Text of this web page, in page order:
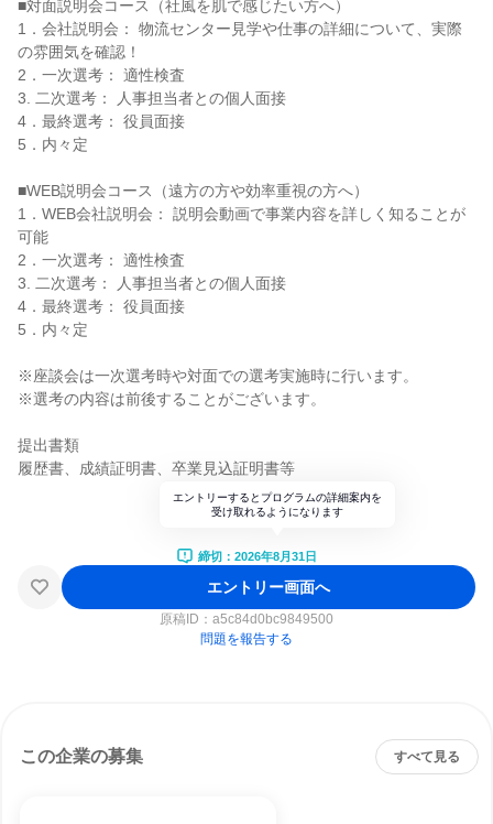
■対面説明会コース（社風を肌で感じたい方へ）
1．会社説明会： 物流センター見学や仕事の詳細について、実際
の雰囲気を確認！
2．一次選考： 適性検査
3. 二次選考： 人事担当者との個人面接
4．最終選考： 役員面接
5．内々定
■WEB説明会コース（遠方の方や効率重視の方へ）
1．WEB会社説明会： 説明会動画で事業内容を詳しく知ることが
可能
2．一次選考： 適性検査
3. 二次選考： 人事担当者との個人面接
4．最終選考： 役員面接
5．内々定
※座談会は一次選考時や対面での選考実施時に行います。
※選考の内容は前後することがございます。
提出書類
履歴書、成績証明書、卒業見込証明書等
エントリーするとプログラムの詳細案内を
受け取れるようになります
締切：2026年8月31日
エントリー画面へ
原稿ID： a5c84d0bc9849500
問題を報告する
この企業の募集 すべて見る